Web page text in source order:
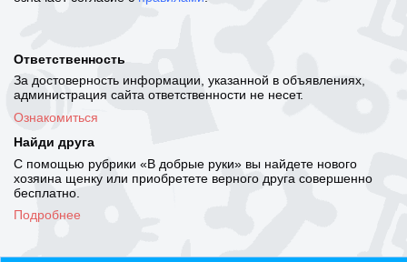
Ответственность
За достоверность информации, указанной в объявлениях,
администрация сайта ответственности не несет.
Ознакомиться
Найди друга
С помощью рубрики «В добрые руки» вы найдете нового
хозяина щенку или приобретете верного друга совершенно
бесплатно.
Подробнее